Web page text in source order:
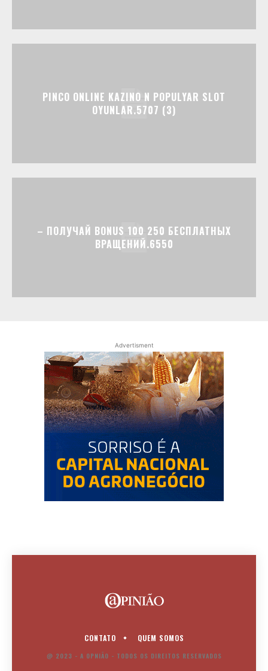
PINCO ONLINE KAZINO N POPULYAR SLOT
OYUNLAR.5707 (3)
– ПОЛУЧАЙ BONUS 100 250 БЕСПЛАТНЫХ
ВРАЩЕНИЙ.6550
Advertisment
CONTATO QUEM SOMOS
@ 2023 - A OPNIÃO - TODOS OS DIREITOS RESERVADOS